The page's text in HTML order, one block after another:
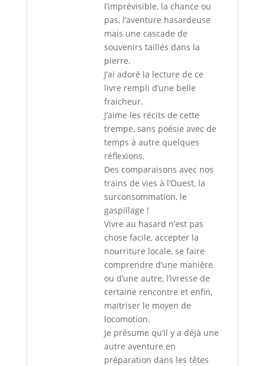
l’imprévisible, la chance ou
pas, l’aventure hasardeuse
mais une cascade de
souvenirs taillés dans la
pierre.
J’ai adoré la lecture de ce
livre rempli d’une belle
fraicheur.
J’aime les récits de cette
trempe, sans poésie avec de
temps à autre quelques
réflexions.
Des comparaisons avec nos
trains de vies à l’Ouest, la
surconsommation, le
gaspillage !
Vivre au hasard n’est pas
chose facile, accepter la
nourriture locale, se faire
comprendre d’une manière
ou d’une autre, l’ivresse de
certaine rencontre et enfin,
maitriser le moyen de
locomotion.
Je présume qu’il y a déjà une
autre aventure en
préparation dans les têtes